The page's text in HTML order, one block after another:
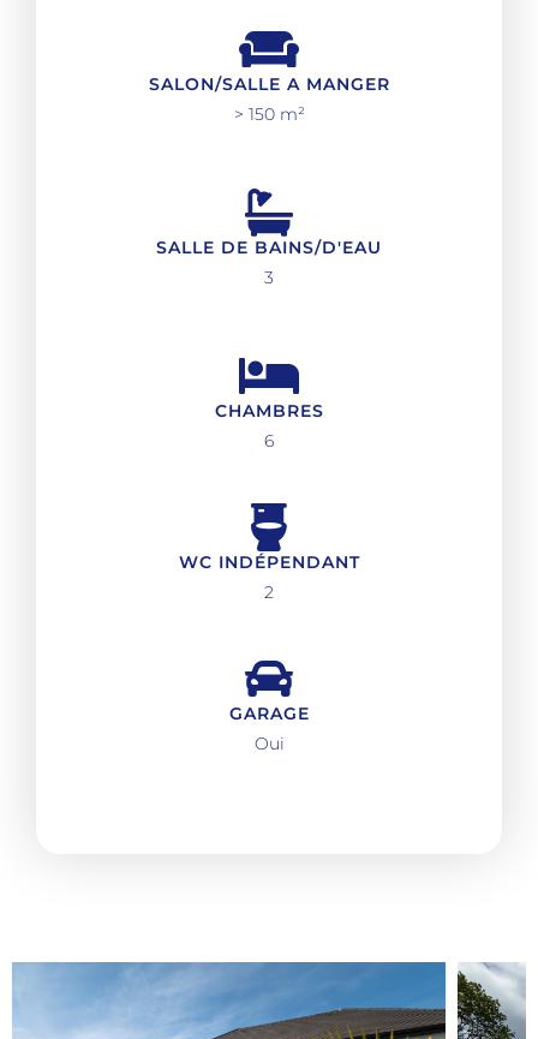
SALON/SALLE A MANGER
> 150 m²
SALLE DE BAINS/D'EAU
3
CHAMBRES
6
WC INDÉPENDANT
2
GARAGE
Oui